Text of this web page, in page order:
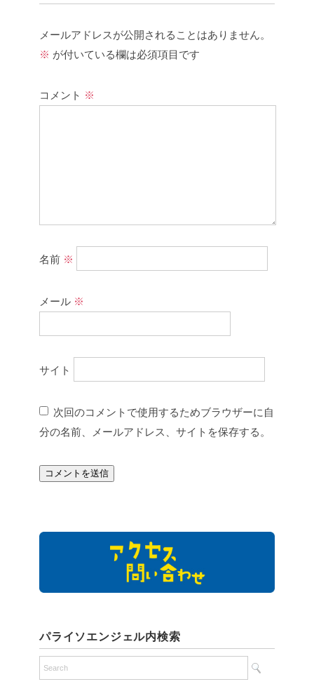
メールアドレスが公開されることはありません。
※ が付いている欄は必須項目です
コメント ※
名前 ※
メール ※
サイト
次回のコメントで使用するためブラウザーに自
分の名前、メールアドレス、サイトを保存する。
パライソエンジェル内検索